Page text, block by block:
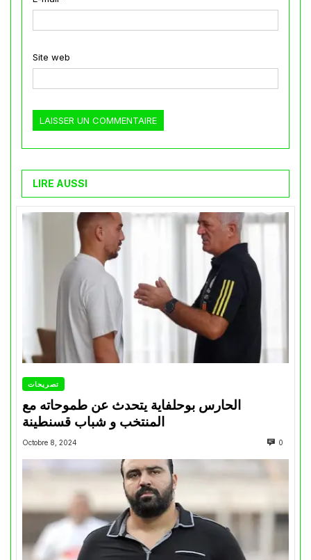
Site web
LIRE AUSSI
تصريحات
الحارس بوحلفاية يتحدث عن طموحاته مع
المنتخب و شباب قسنطينة
Octobre 8, 2024 0